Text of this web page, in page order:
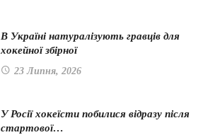
В Україні натуралізують гравців для
хокейної збірної
23 Липня, 2026
У Росії хокеїсти побилися відразу після
стартової…